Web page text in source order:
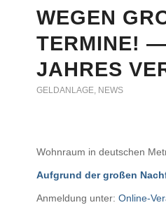
WEGEN
ERMINE! —
AHRES
GELDANLAGE NEWS
Wohnraum in deutschen
Aufgrund der großen
Anmeldung unter: Online-